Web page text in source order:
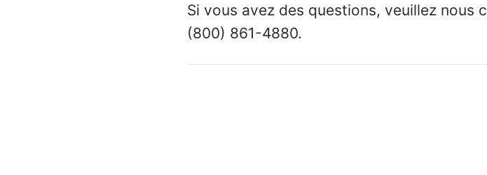
Si vous avez des questions, veuillez nous
(800) 861-4880.